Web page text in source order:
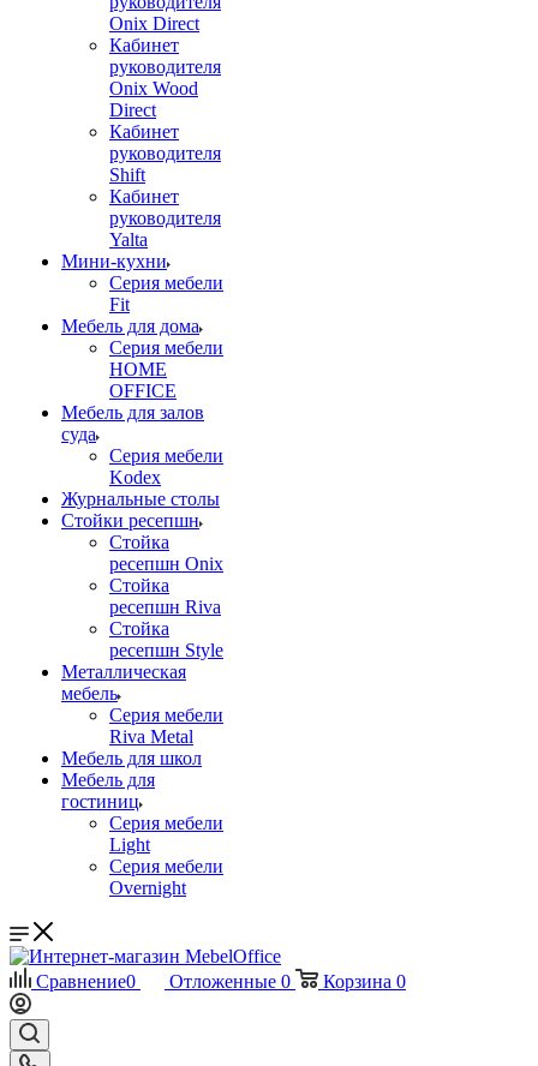
Onix Direct
Кабинет
руководителя
Onix Wood
Direct
Кабинет
руководителя
Shift
Кабинет
руководителя
Yalta
Мини-кухни
Серия мебели
Fit
Мебель для дома
Серия мебели
HOME
OFFICE
Мебель для залов
суда
Серия мебели
Kodex
Журнальные столы
Стойки ресепшн
Стойка
ресепшн Onix
Стойка
ресепшн Riva
Стойка
ресепшн Style
Металлическая
мебель
Серия мебели
Riva Metal
Мебель для школ
Мебель для
гостиниц
Серия мебели
Light
Серия мебели
Overnight
Сравнение0 Отложенные 0 Корзина 0